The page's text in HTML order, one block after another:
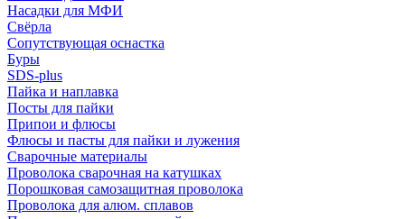
Насадки для МФИ
Свёрла
Сопутствующая оснастка
Буры
SDS-plus
Пайка и наплавка
Посты для пайки
Припои и флюсы
Флюсы и пасты для пайки и лужения
Сварочные материалы
Проволока сварочная на катушках
Порошковая самозащитная проволока
Проволока для алюм. сплавов